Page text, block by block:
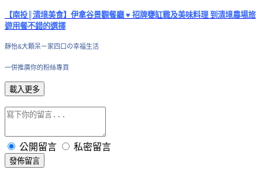
【南投║清境美食】伊拿谷景觀餐廳 ♥ 招牌甕缸雞及美味料理 到清境農場旅
遊用餐不錯的選擇
靜怡&大顆呆ㄧ家四口の幸福生活
一併推廣你的粉絲專頁
載入更多
公開留言 私密留言
發佈留言